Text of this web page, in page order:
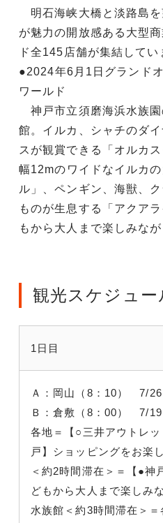
明石海峡大橋と淡路島
が魅力の開放感ある大型
ド全145店舗が集結してい
●2024年6月1日グランド
ワールド
神戸市立須磨海浜水族
館。イルカ、シャチのダ
スが観賞できる「オルカ
幅12mのワイドなイルカ
ル」、ペンギン、海獣、
ものが生息する「アクア
もから大人まで楽しみな
観光スケジュー
1日目
Ａ：岡山（8：10） 7/
Ｂ：倉敷（8：00） 7/
各地＝【○三井アウトレ
戸】ショッピングをお楽
＜約2時間滞在＞＝【●神
どもから大人まで楽しみ
水族館＜約3時間滞在＞